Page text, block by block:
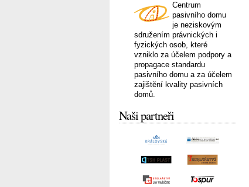
Centrum
pasivního domu
je neziskovým
sdružením právnických i
fyzických osob, které
vzniklo za účelem podpory a
propagace standardu
pasivního domu a za účelem
zajištění kvality pasivních
domů.
Naši partneři